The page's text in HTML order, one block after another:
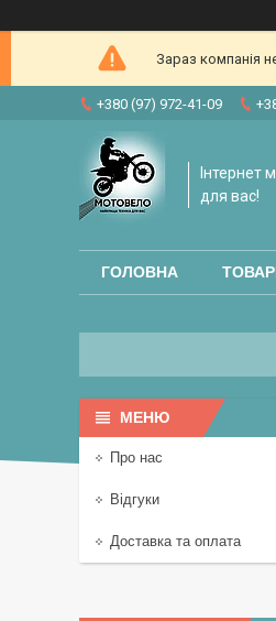
Зараз компанія
+380 (97) 972-41-09
Інтернет
для вас!
ГОЛОВНА
Про нас
Відгуки
Доставка та оплата